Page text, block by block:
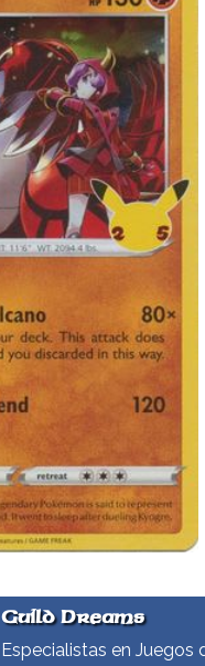
Guild Dreams
Especialistas en Juegos